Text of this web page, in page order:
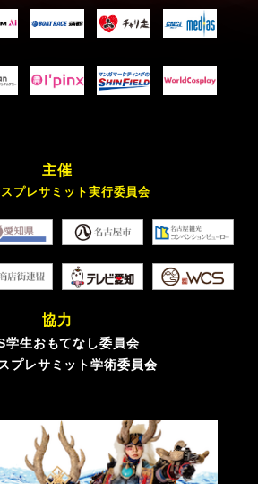
主催
プレサミット実行委員会
協力
学生おもてなし委員会
プレサミット学術委員会